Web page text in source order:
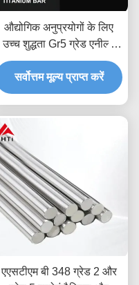
औद्योगिक अनुप्रयोगों के लिए
उच्च शुद्धता Gr5 ग्रेड एनील्ड
टाइटेनियम बार और टाइटेनियम
मिश्र धातु बार
सर्वोत्तम मूल्य प्राप्त करें
एएसटीएम बी 348 ग्रेड 2 और